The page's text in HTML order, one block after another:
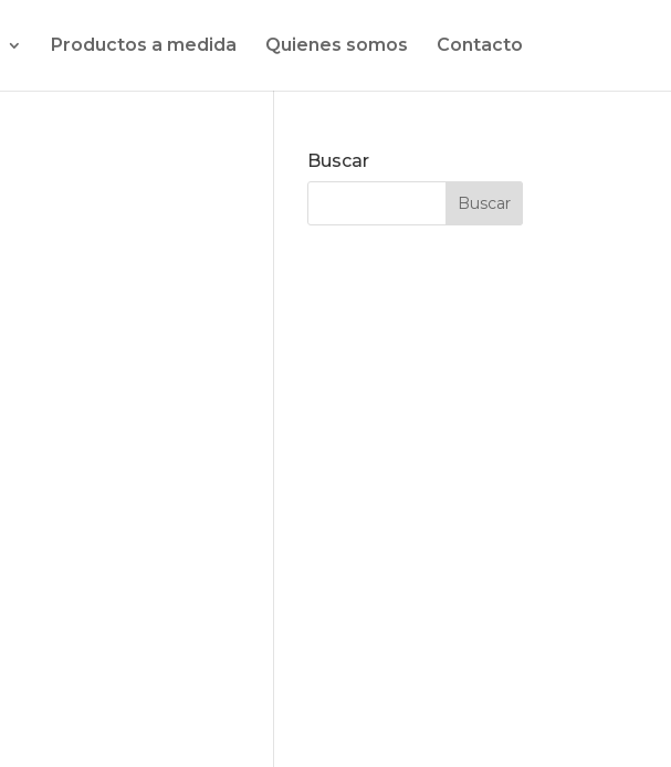
Productos a medida Quienes somos Contacto
Buscar